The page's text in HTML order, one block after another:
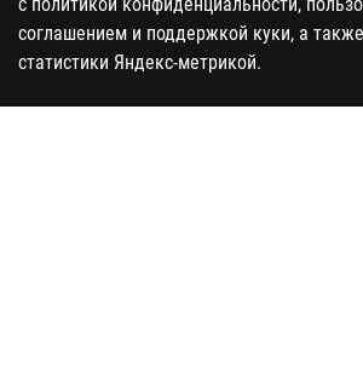
соглашением и поддержкой куки, а
статистики Яндекс-метрикой.